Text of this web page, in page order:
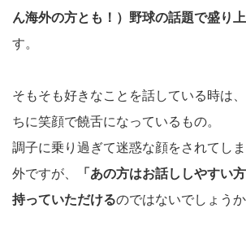
ん海外の方とも！）野球の話題で盛り
す。
そもそも好きなことを話している時は
ちに笑顔で饒舌になっているもの。
調子に乗り過ぎて迷惑な顔をされてし
外ですが、
「あの方はお話ししやすい
持っていただけるのではないでしょうか